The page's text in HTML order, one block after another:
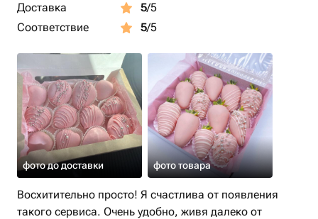
Доставка
5/5
Соответствие
5/5
фото до доставки фото товара
Восхитительно просто! Я счастлива от появления
такого сервиса. Очень удобно, живя далеко от